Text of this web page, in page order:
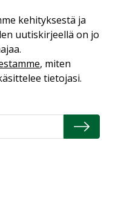
kasvaa
”Tulevat
kehityksestä ja
uutiskirjeellä on jo
, miten
tietojasi.